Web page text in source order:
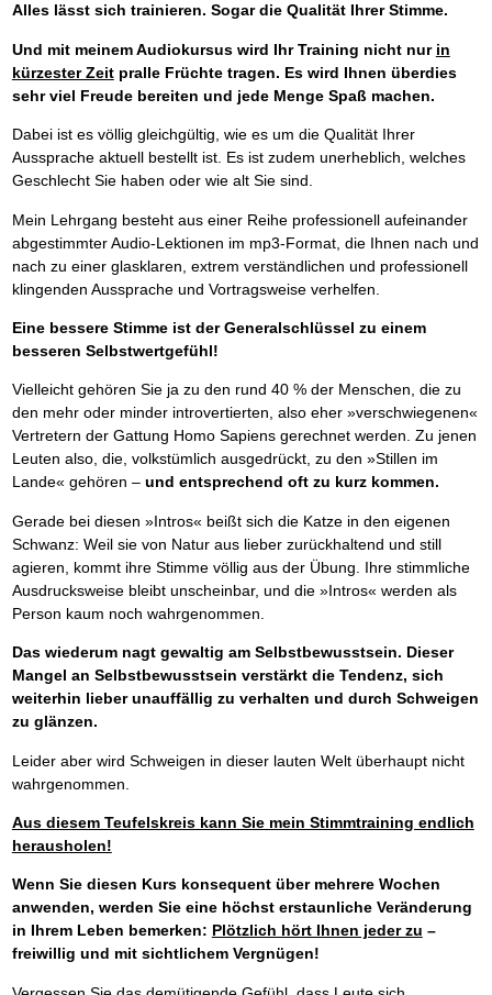
Alles lässt sich trainieren. Sogar die Qualität Ihrer Stimme.
Und mit meinem Audiokursus wird Ihr Training nicht nur in
kürzester Zeitpralle Früchte tragen. Es wird Ihnen überdies
sehr viel Freude bereiten und jede Menge Spaß machen.
Dabei ist es völlig gleichgültig, wie es um die Qualität Ihrer
Aussprache aktuell bestellt ist. Es ist zudem unerheblich, welches
Geschlecht Sie haben oder wie alt Sie sind.
Mein Lehrgang besteht aus einer Reihe professionell aufeinander
abgestimmter Audio-Lektionen im mp3-Format, die Ihnen nach und
nach zu einer glasklaren, extrem verständlichen und professionell
klingenden Aussprache und Vortragsweise verhelfen.
Eine bessere Stimme ist der Generalschlüssel zu einem
besseren Selbstwertgefühl!
Vielleicht gehören Sie ja zu den rund 40 % der Menschen, die zu
den mehr oder minder introvertierten, also eher »verschwiegenen«
Vertretern der Gattung Homo Sapiens gerechnet werden. Zu jenen
Leuten also, die, volkstümlich ausgedrückt, zu den »Stillen im
Lande« gehören – und entsprechend oft zu kurz kommen.
Gerade bei diesen »Intros« beißt sich die Katze in den eigenen
Schwanz: Weil sie von Natur aus lieber zurückhaltend und still
agieren, kommt ihre Stimme völlig aus der Übung. Ihre stimmliche
Ausdrucksweise bleibt unscheinbar, und die »Intros« werden als
Person kaum noch wahrgenommen.
Das wiederum nagt gewaltig am Selbstbewusstsein. Dieser
Mangel an Selbstbewusstsein verstärkt die Tendenz, sich
weiterhin lieber unauffällig zu verhalten und durch Schweigen
zu glänzen.
Leider aber wird Schweigen in dieser lauten Welt überhaupt nicht
wahrgenommen.
Aus diesem Teufelskreis kann Sie mein Stimmtraining endlich
herausholen!
Wenn Sie diesen Kurs konsequent über mehrere Wochen
anwenden, werden Sie eine höchst erstaunliche Veränderung
in Ihrem Leben bemerken: Plötzlich hört Ihnen jeder zu –
freiwillig und mit sichtlichem Vergnügen!